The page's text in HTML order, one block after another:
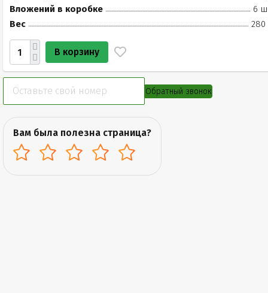
Вложений в коробке
6
Вес
280
В корзину
Обратный звонок
Вам была полезна страница?